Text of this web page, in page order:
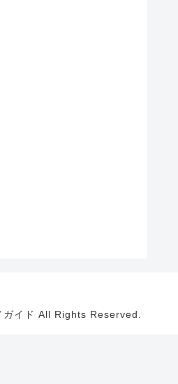
イド All Rights Reserved.